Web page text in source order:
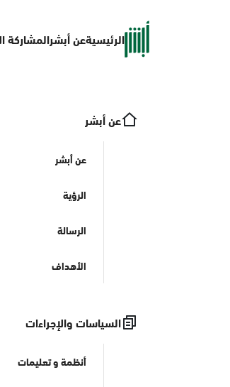
الرئيسيةعن أبشرالمشاركة
عن أبشر
عن أبشر
الرؤية
الرسالة
الأهداف
السياسات والإجراءات
أنظمة و تعليمات